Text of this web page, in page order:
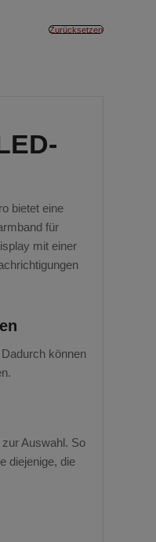
Zurücksetzen
bietet eine
für
mit einer
können
Auswahl. So
diejenige, die